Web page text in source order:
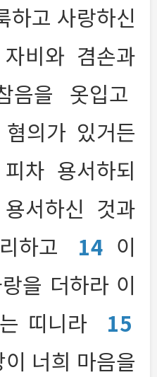
하고 사랑하신
비와 겸손과
음을 옷입고
의가 있거든
차 용서하되
서하신 것과
하고
14 이
을 더하라 이
띠니라
15
너희 마음을